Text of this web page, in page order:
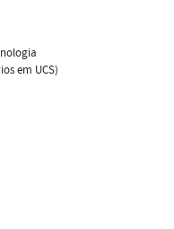
em UCS)